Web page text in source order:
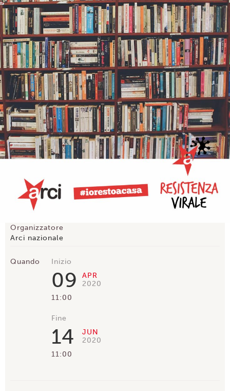
Organizzatore
Arci nazionale
Quando Inizio
09
APR
2020
11:00
Fine
14
JUN
2020
11:00